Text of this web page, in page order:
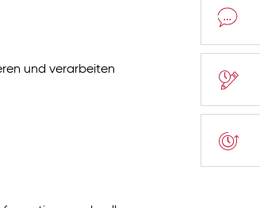
und verarbeiten